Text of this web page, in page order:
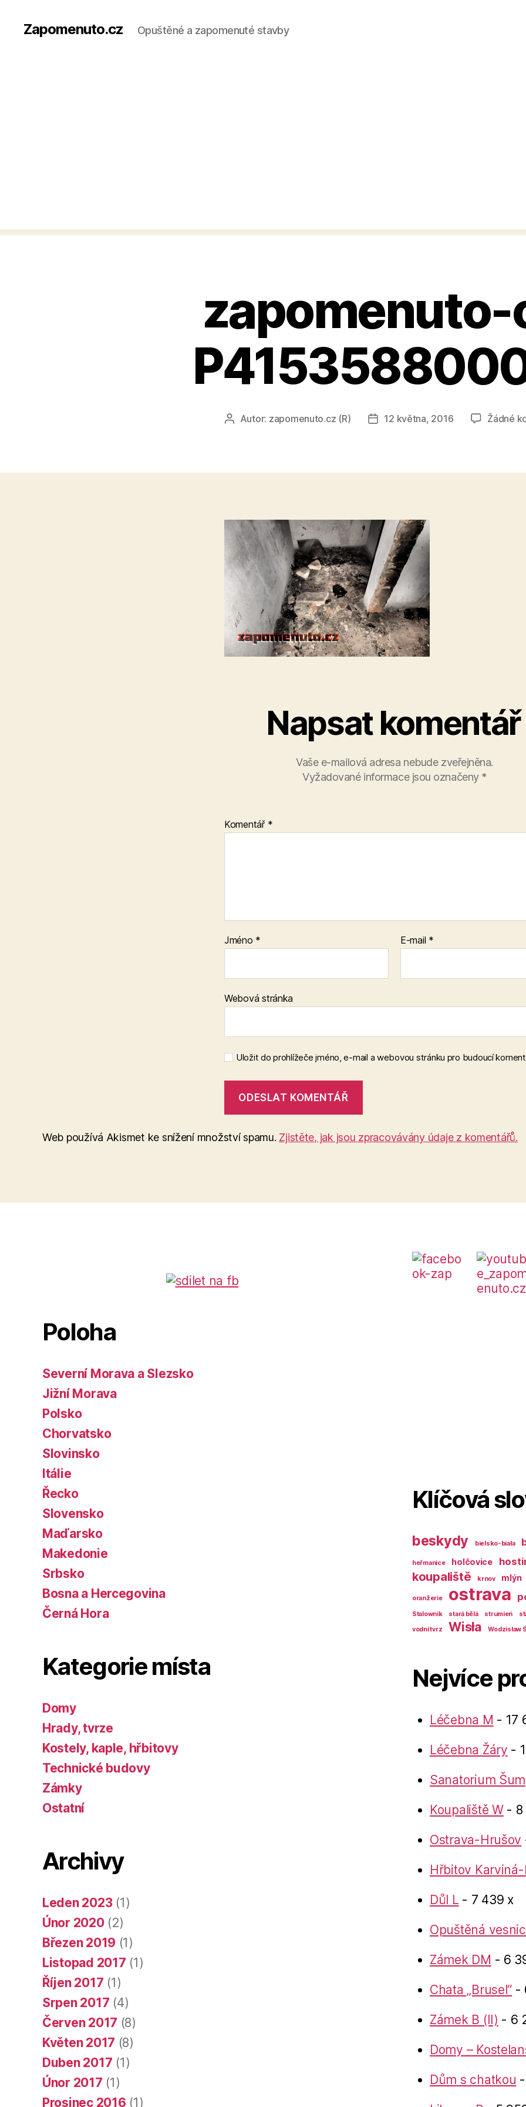
Zapomenuto.cz Opuštěné a zapomenuté stavby
AutorAutor: zapomenuto.cz (R)
Datum
12 května, 2016 Žádné
Napsat komentář
Vaše e-mailová adresa nebude zveřejněna.
Vyžadované informace jsou označeny *
Komentář *
Jméno * E-mail *
Webová stránka
Uložit do prohlížeče jméno, e-mail a webovou stránku pro budoucí
Web používá Akismet ke snížení množství spamu. Zjistěte, jak jsou zpracovávány údaje z komentářů.
Poloha
Severní Morava a Slezsko
Jižní Morava
Polsko
Chorvatsko
Slovinsko
Itálie
Řecko
Slovensko
Maďarsko
Makedonie
Srbsko
Bosna a Hercegovina
Černá Hora
Kategorie místa
Domy
Hrady, tvrze
Kostely, kaple, hřbitovy
Technické budovy
Zámky
Ostatní
Archivy
Leden 2023(1)
Únor 2020(2)
Březen 2019 (1)
Listopad 2017 (1)
Říjen 2017 (1)
Srpen 2017 (4)
Červen 2017 (8)
Květen 2017 (8)
Duben 2017 (1)
Únor 2017 (1)
Prosinec 2016 (1)
Klíčová
beskydy bielsko-biała
heřmanice holčovice
koupaliště krnov mlýn
oranžerie ostrava
Stalownik stará bělá strumień
vodní tvrz
Wisła Wodzisław
Nejvíce
Léčebna M - 17
Léčebna Žáry -
Sanatorium
Koupaliště W- 8
Ostrava-Hrušov
Hřbitov
Důl L - 7 439 x
Opuštěná
Zámek DM - 6
Chata „Brusel“ -
Zámek B (II) - 6
Domy –
Dům s chatkou